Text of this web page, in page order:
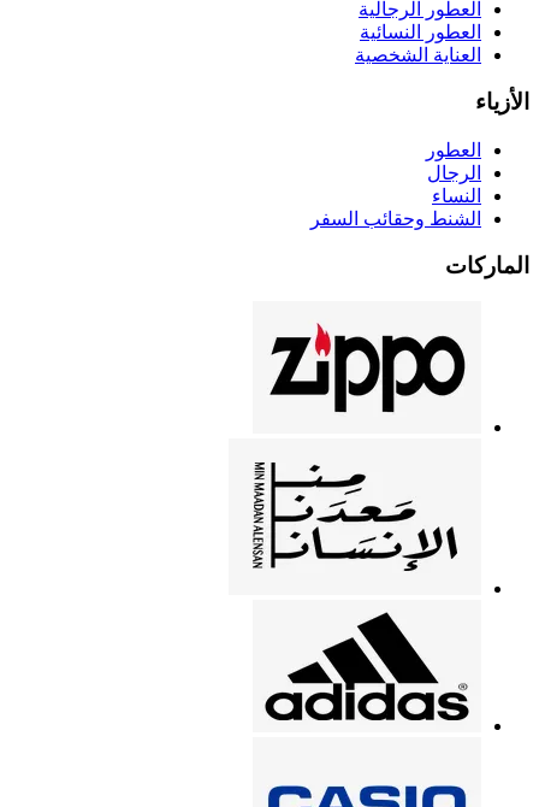
العطور الرجالية
العطور النسائية
العناية الشخصية
الأزياء
العطور
الرجال
النساء
الشنط وحقائب السفر
الماركات